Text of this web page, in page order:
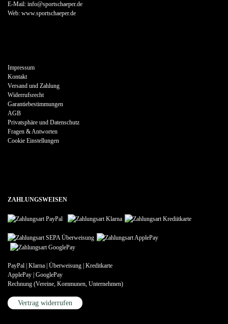
E-Mail: info@sportschaeper.de
Web: www.sportschaeper.de
Impressum
Kontakt
Versand und Zahlung
Widerrufsrecht
Garantiebestimmungen
AGB
Privatsphäre und Datenschutz
Fragen & Antworten
Cookie Einstellungen
ZAHLUNGSWEISEN
PayPal | Klarna | Überweisung | Kreditkarte
ApplePay | GooglePay
Rechnung (Vereine, Kommunen, Unternehmen)
Vertrag widerrufen